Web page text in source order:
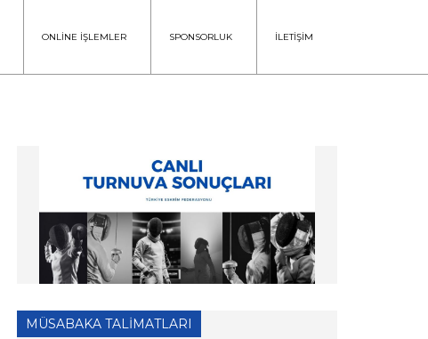
ONLİNE İŞLEMLER SPONSORLUK İLETİŞİM
MÜSABAKA TALİMATLARI